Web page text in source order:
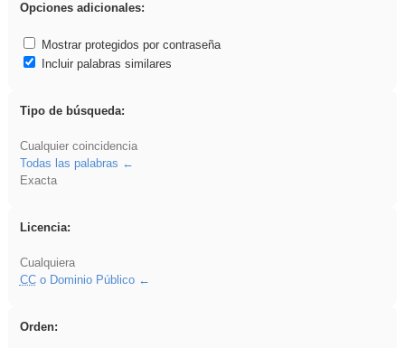
Opciones adicionales:
Mostrar protegidos por contraseña
Incluir palabras similares
Tipo de búsqueda:
Cualquier coincidencia
Todas las palabras
Exacta
Licencia:
Cualquiera
CCo Dominio Público
Orden: